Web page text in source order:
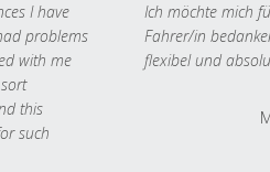
I have
problems
with me
this
such
Ich möchte mich
Fahrer/in
flexibel und